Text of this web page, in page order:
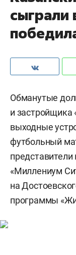
сыграли
Обманутые
и
выходные
футбольный
«Миллениум
на
программы